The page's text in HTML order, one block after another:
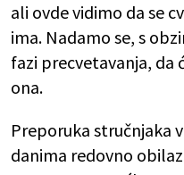
ali ovde vidimo da se
ima. Nadamo se, s
fazi precvetavanja, da
ona.
Preporuka stručnjaka
danima redovno